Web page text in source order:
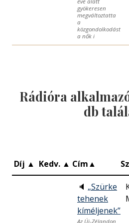
gyökeresen
megváltoztatta
a
közgondolkodást
a nők i
Rádióra
db
Díj ▲ Kedv. ▲ Cím▲
🔈 „Szürke
tehenek
kíméljenek”
Az Új-Zélandon